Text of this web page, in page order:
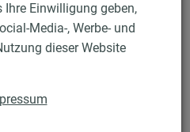
Ihre Einwilligung geben,
Media-, Werbe- und
dieser Website
Lüftungsbefestigung
Lüftungsbefestigung